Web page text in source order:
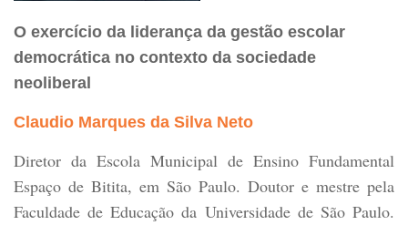
O exercício da liderança da gestão escolar
democrática no contexto da sociedade
neoliberal
Claudio Marques da Silva Neto
Diretor da Escola Municipal de Ensino Fundamental
Espaço de Bitita, em São Paulo. Doutor e mestre pela
Faculdade de Educação da Universidade de São Paulo.